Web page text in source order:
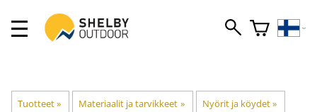
Tuotteet‪» Materiaalit ja tarvikkeet ‪» Nyörit ja köydet‪»